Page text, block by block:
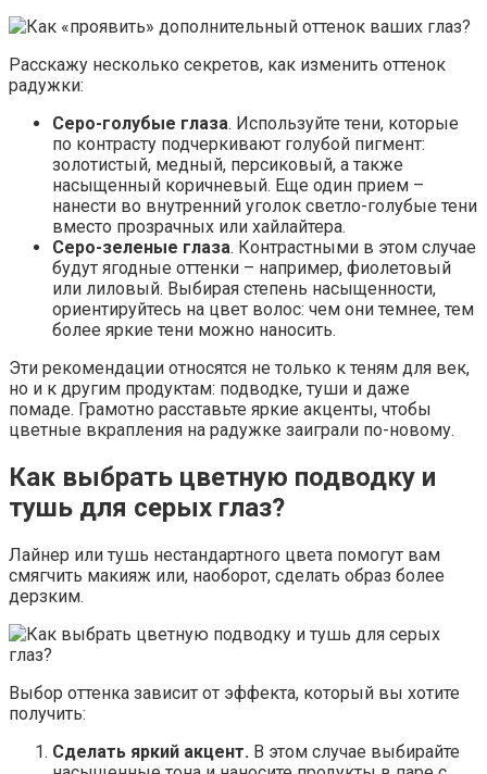
Расскажу несколько секретов, как изменить оттенок
радужки:
Серо-голубые глаза. Используйте тени, которые
по контрасту подчеркивают голубой пигмент:
золотистый, медный, персиковый, а также
насыщенный коричневый. Еще один прием –
нанести во внутренний уголок светло-голубые тени
вместо прозрачных или хайлайтера.
Серо-зеленые глаза. Контрастными в этом случае
будут ягодные оттенки – например, фиолетовый
или лиловый. Выбирая степень насыщенности,
ориентируйтесь на цвет волос: чем они темнее, тем
более яркие тени можно наносить.
Эти рекомендации относятся не только к теням для век,
но и к другим продуктам: подводке, туши и даже
помаде. Грамотно расставьте яркие акценты, чтобы
цветные вкрапления на радужке заиграли по-новому.
Как выбрать цветную подводку и
тушь для серых глаз?
Лайнер или тушь нестандартного цвета помогут вам
смягчить макияж или, наоборот, сделать образ более
дерзким.
Выбор оттенка зависит от эффекта, который вы хотите
получить:
Сделать яркий акцент. В этом случае выбирайте